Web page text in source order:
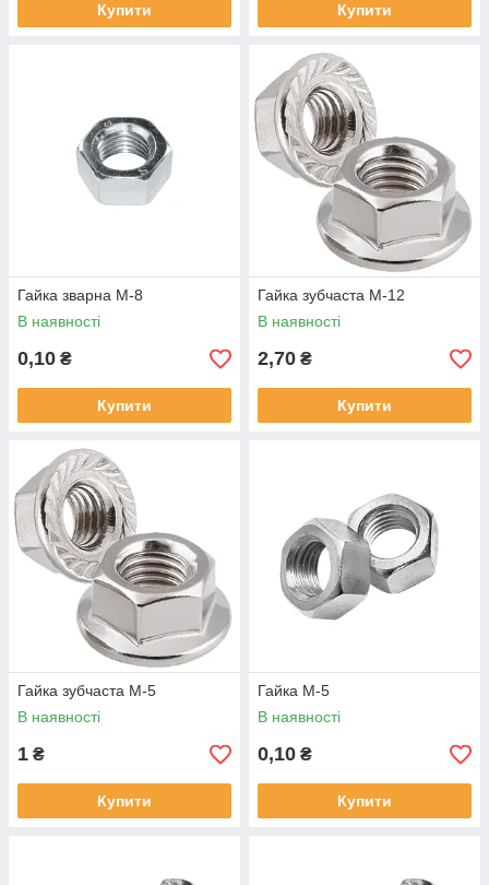
Купити Купити
Гайка зварна М-8
В наявності
0,10 ₴
Купити
Гайка зубчаста М-12
В наявності
2,70 ₴
Купити
Гайка зубчаста М-5
В наявності
1 ₴
Купити
Гайка М-5
В наявності
0,10 ₴
Купити